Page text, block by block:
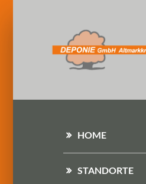
HOME
STANDORTE